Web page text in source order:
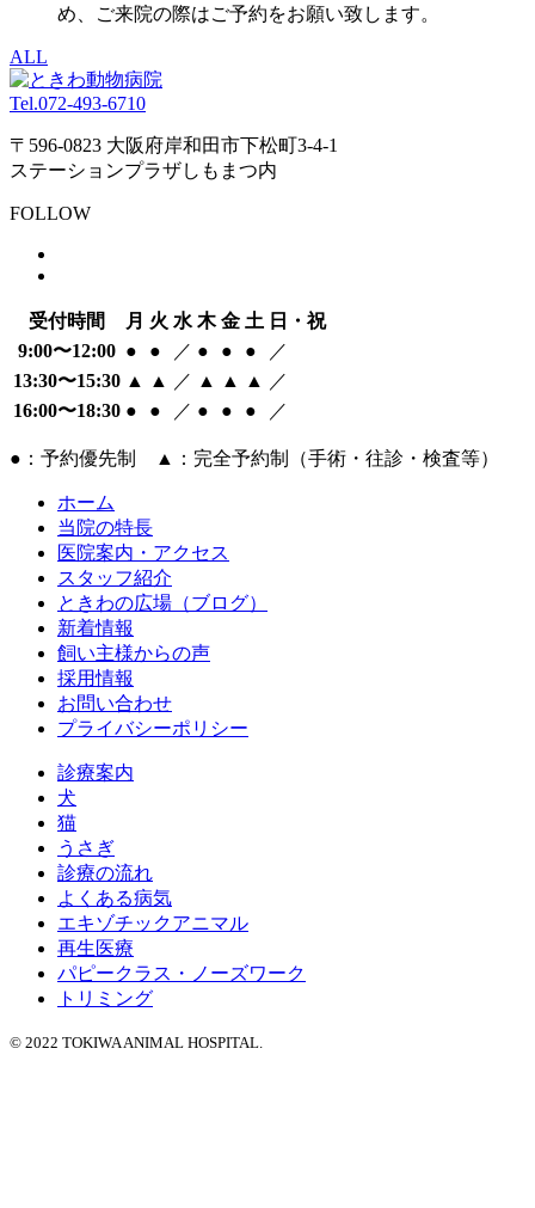
め、ご来院の際はご予約をお願い致します。
ALL
Tel.072-493-6710
〒596-0823 大阪府岸和田市下松町3-4-1
ステーションプラザしもまつ内
FOLLOW
受付時間 月 火 水 木 金 土 日・祝
9:00〜12:00 ● ● ／ ● ● ●
／
13:30〜15:30 ▲ ▲ ／ ▲ ▲ ▲
／
16:00〜18:30 ● ● ／ ● ● ● ／
●：予約優先制 ▲：完全予約制（手術・往診・検査等）
ホーム
当院の特長
医院案内・アクセス
スタッフ紹介
ときわの広場（ブログ）
新着情報
飼い主様からの声
採用情報
お問い合わせ
プライバシーポリシー
診療案内
犬
猫
うさぎ
診療の流れ
よくある病気
エキゾチックアニマル
再生医療
パピークラス・ノーズワーク
トリミング
© 2022 TOKIWA ANIMAL HOSPITAL.